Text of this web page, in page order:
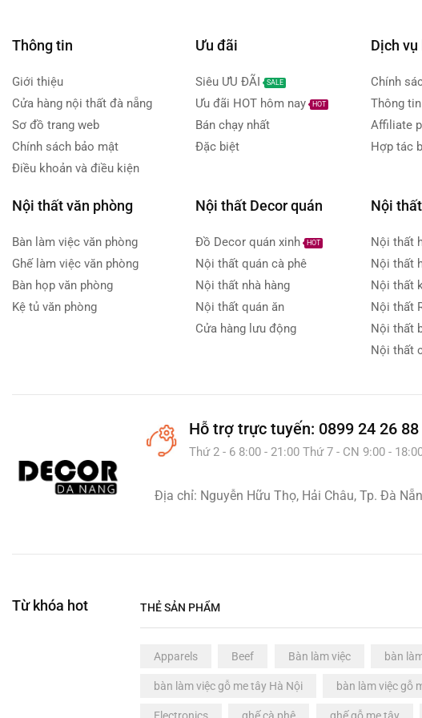
Sofa da (0)
Tủ tivi (0)
Phòng ngủ
Bàn trang điểm
(0)
Giường ngủ (0)
Tủ âm tường
(0)
Tủ áo (0)
Tủ đầu giường (0)
Tủ hộc kéo
(0)
Phụ kiện công nghệ
Máy hút bụi (0)
Nồi lẩu & Bếp lẩu
(0)
Tiện ích sắp xếp (0)
Kệ kê màn hình máy tính gỗ me tây
kệ máy tính Setup góc làm việc
Store Television Tupperwear
Đồ decor góc làm việc
đôn ghỗ me tây cạnh họa tiết
đôn gỗ me tây cạnh sóng biển
Thông tin
Giới thiệu
Cửa hàng nội thất đà nẵng
Sơ đồ trang web
Chính sách bảo mật
Điều khoản và điều kiện
Ưu đãi
Siêu ƯU ĐÃI SALE
Ưu đãi HOT hôm nay HOT
Bán chạy nhất
Đặc biệt
Dịch
Chính
Thông
Affiliate
Hợp tác
Nội thất văn phòng
Bàn làm việc văn phòng
Ghế làm việc văn phòng
Bàn họp văn phòng
Kệ tủ văn phòng
Nội thất Decor quán
Đồ Decor quán xinh HOT
Nội thất quán cà phê
Nội thất nhà hàng
Nội thất quán ăn
Cửa hàng lưu động
Nội
Nội thất
Nội thất
Nội thất
Nội thất
Nội thất
Nội thất
Hỗ trợ trực tuyến: 0899 24 26 88
Thứ 2 - 6 8:00 - 21:00 Thứ 7 - CN 9:00 -
Địa chỉ: Nguyễn Hữu Thọ, Hải Châu, Tp. Đà
Từ khóa hot THẺ SẢN PHẨM
Apparels Beef Bàn làm việc bàn
bàn làm việc gỗ me tây Hà Nội bàn làm việc gỗ